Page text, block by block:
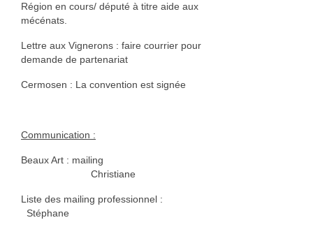
Catherine Gey
Maleaume Hirsch
Eduard Juanola
David Ranchin
joseph vallon
Emilie Rouillon
Région en cours/ député à titre aide aux
mécénats.
Lettre aux Vignerons : faire courrier pour
demande de partenariat
Cermosen : La convention est signée
Communication :
Beaux Art : mailing
Christiane
Liste des mailing professionnel :
Stéphane